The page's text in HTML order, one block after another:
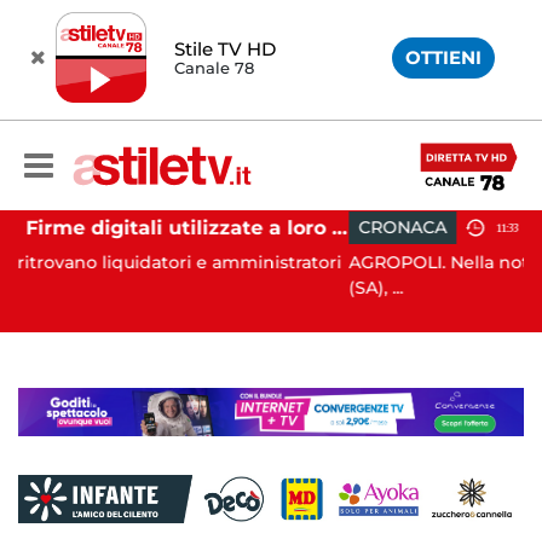
Stile TV HD
Canale 78 OTTIENI
Firme digitali utilizzate a loro insaputa: 9 indagati nel Vallo di Diano
e amministratori
CRONACA 11:33
AGROPOLI. Nella notte del 6 agosto